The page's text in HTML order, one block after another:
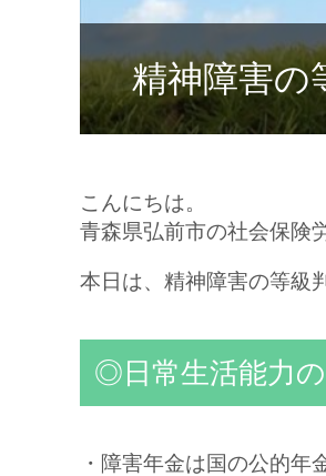
精神障害の
こんにちは。
青森県弘前市の社会保険
本日は、精神障害の等級
◎日常生活能力
・障害年金は国の公的